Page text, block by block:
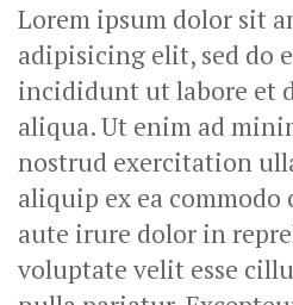
Lorem ipsum dolor sit
adipisicing elit, sed do
incididunt ut labore et
aliqua. Ut enim ad
nostrud exercitation
aliquip ex ea commodo
aute irure dolor in
voluptate velit esse